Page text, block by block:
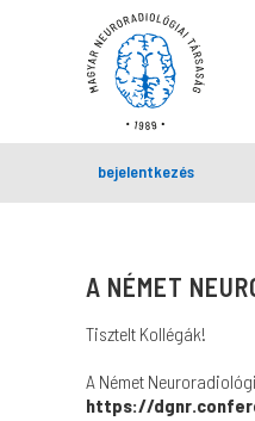
bejelentkezés
A NÉMET
Tisztelt Kollégák!
A Német
https://